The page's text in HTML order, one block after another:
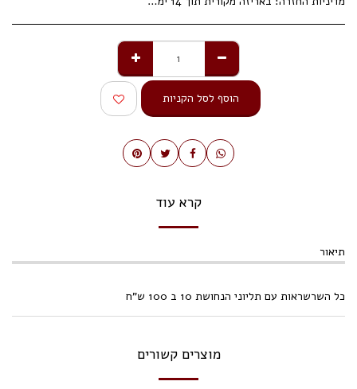
הוסף לסל הקניות
קרא עוד
תיאור
כל השרשראות עם תליוני הנחושת 10 ב 100 ש"ח
מוצרים קשורים